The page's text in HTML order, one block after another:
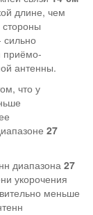
длине, чем
сильно
приёмо-
антенны.
что у
27
диапазона 27
укорочения
меньше